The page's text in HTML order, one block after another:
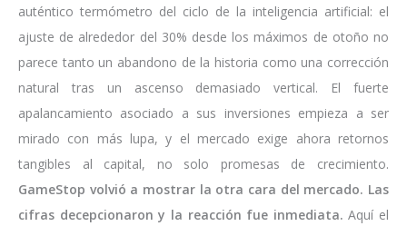
auténtico termómetro del ciclo de la inteligencia artificial: el
ajuste de alrededor del 30% desde los máximos de otoño no
parece tanto un abandono de la historia como una corrección
natural tras un ascenso demasiado vertical. El fuerte
apalancamiento asociado a sus inversiones empieza a ser
mirado con más lupa, y el mercado exige ahora retornos
tangibles al capital, no solo promesas de crecimiento.
GameStop volvió a mostrar la otra cara del mercado. Las
cifras decepcionaron y la reacción fue inmediata. Aquí el